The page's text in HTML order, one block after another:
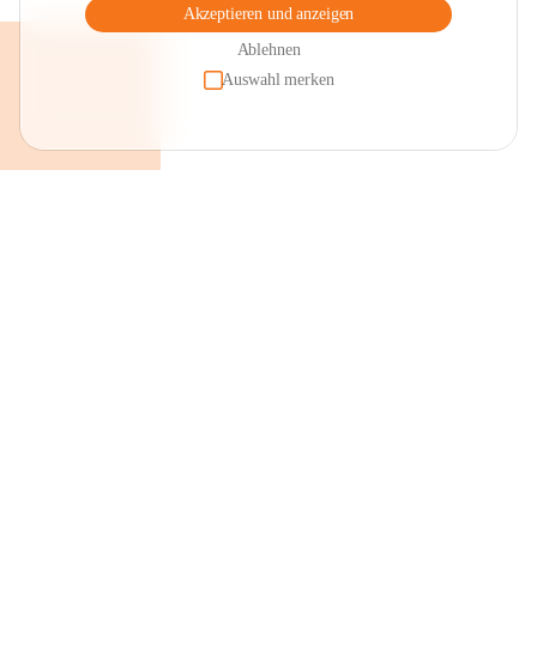
Akzeptieren und anzeigen
Ablehnen
Auswahl merken